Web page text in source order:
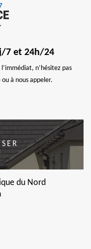
7 et 24h/24
n’hésitez pas
à nous appeler.
du Nord